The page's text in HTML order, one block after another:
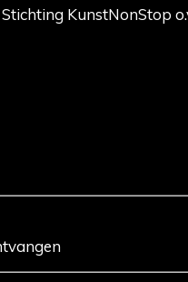
KunstNonStop